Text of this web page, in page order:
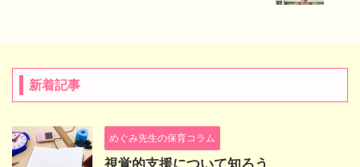
新着記事
めぐみ先生の保育コラム
視覚的支援について知ろう